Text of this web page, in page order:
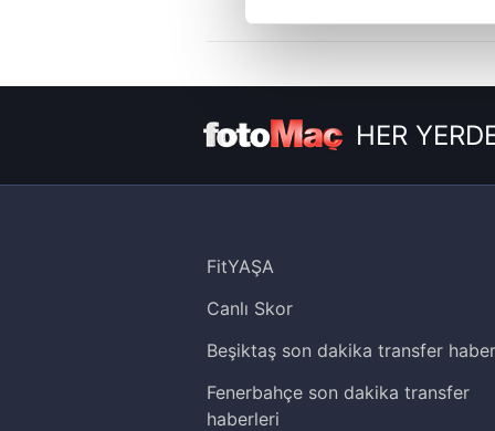
amacıyla kullanılmaktadır.
reklam/pazarlama faaliyetlerinin
Çerezlere ilişkin tercihlerinizi
6698 sayılı Kişisel Verilerin
mevzuata uygun olarak
HER
FitYAŞA
Canlı Skor
Beşiktaş son dakika transfer
Fenerbahçe son dakika transfer
haberleri